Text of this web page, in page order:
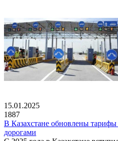
15.01.2025
1887
В Казахстане обновлены
дорогами